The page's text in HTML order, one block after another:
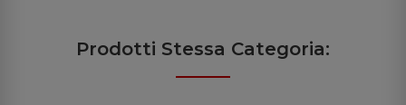
Prodotti Stessa Categoria: